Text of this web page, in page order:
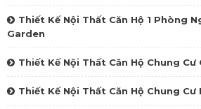
Thiết Kế Nội Thất Căn Hộ 1 Phòng
Garden
Thiết Kế Nội Thất Căn Hộ Chung
Thiết Kế Nội Thất Căn Hộ Chung Cư